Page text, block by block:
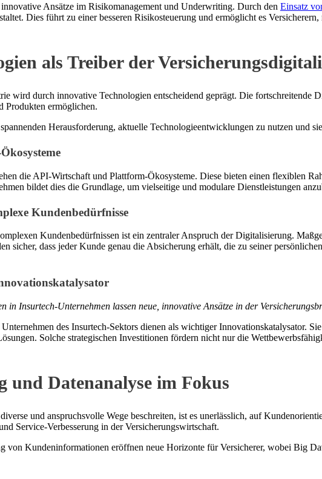
Ansätze im Risikomanagement und Underwriting. Durch den Einsatz
Dies führt zu einer besseren Risikosteuerung und ermöglicht es
als Treiber der
wird durch innovative Technologien entscheidend geprägt. Die fortschreitende
Produkten ermöglichen.
Herausforderung, aktuelle Technologieentwicklungen zu nutzen und
die API-Wirtschaft und Plattform-Ökosysteme. Diese bieten einen flexiblen
bildet dies die Grundlage, um vielseitige und modulare Dienstleistungen
Kundenbedürfnisse
Kundenbedürfnissen ist ein zentraler Anspruch der Digitalisierung.
sicher, dass jeder Kunde genau die Absicherung erhält, die zu seiner
in Insurtech-Unternehmen lassen neue, innovative Ansätze in der
des Insurtech-Sektors dienen als wichtiger Innovationskatalysator.
Solche strategischen Investitionen fördern nicht nur die
und Datenanalyse im Fokus
und anspruchsvolle Wege beschreiten, ist es unerlässlich, auf
Service-Verbesserung in der Versicherungswirtschaft.
von Kundeninformationen eröffnen neue Horizonte für Versicherer, wobei Big